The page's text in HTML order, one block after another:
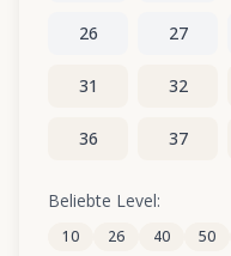
26 27
31 32
36 37
41
46 47
Beliebte Level:
10 26 40 50